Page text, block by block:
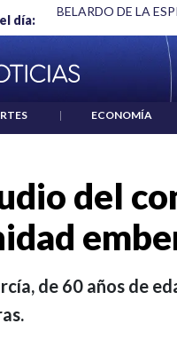
día:
ABELARDO DE LA
| ECONOMÍA
del
de 60 años de